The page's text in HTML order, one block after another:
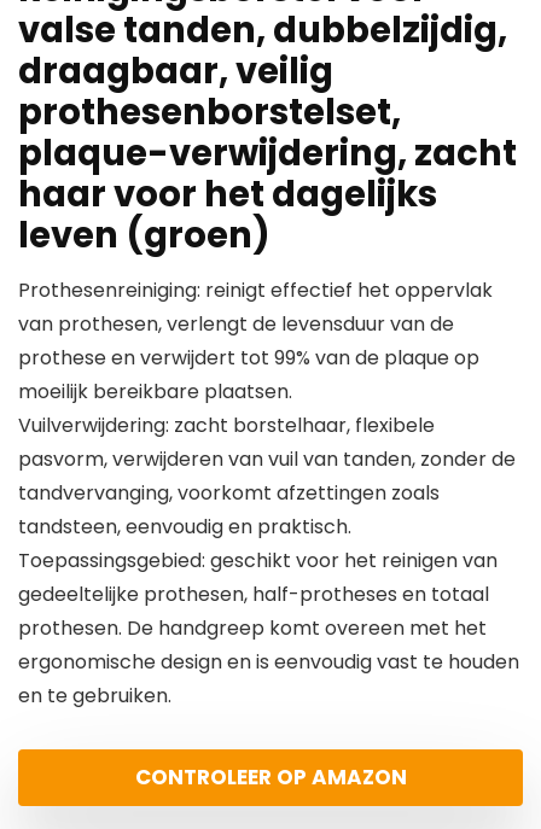
valse tanden, dubbelzijdig,
draagbaar, veilig
prothesenborstelset,
plaque-verwijdering, zacht
haar voor het dagelijks
leven (groen)
Prothesenreiniging: reinigt effectief het oppervlak
van prothesen, verlengt de levensduur van de
prothese en verwijdert tot 99% van de plaque op
moeilijk bereikbare plaatsen.
Vuilverwijdering: zacht borstelhaar, flexibele
pasvorm, verwijderen van vuil van tanden, zonder de
tandvervanging, voorkomt afzettingen zoals
tandsteen, eenvoudig en praktisch.
Toepassingsgebied: geschikt voor het reinigen van
gedeeltelijke prothesen, half-protheses en totaal
prothesen. De handgreep komt overeen met het
ergonomische design en is eenvoudig vast te houden
en te gebruiken.
CONTROLEER OP AMAZON